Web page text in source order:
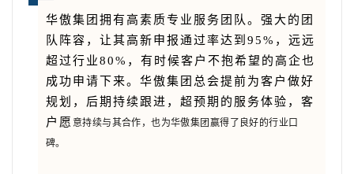
华傲集团拥有高素质专业服务团队。强大的团
队阵容，让其高新申报通过率达到95%，远远
超过行业80%，有时候客户不抱希望的高企也
成功申请下来。华傲集团总会提前为客户做好
规划，后期持续跟进，超预期的服务体验，客
户愿 意持续与其合作，也为华傲集团赢得了良好的行业口
碑。